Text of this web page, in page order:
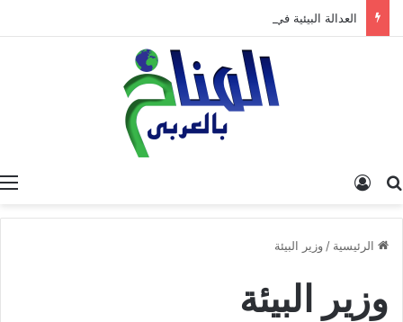
البحث عن
الرئيسية / وزير البيئة
وزير البيئة